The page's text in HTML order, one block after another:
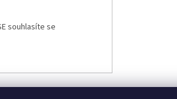
souhlasíte se